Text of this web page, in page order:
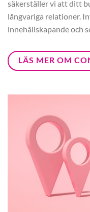
säkerställer vi att ditt
långvariga relationer.
innehållskapande och
LÄS MER OM